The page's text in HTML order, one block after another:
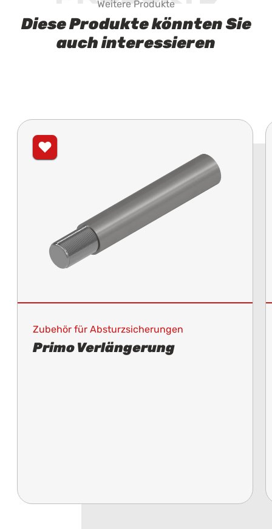
Weitere Produkte
Diese Produkte könnten Sie
auch interessieren
Zubehör für Absturzsicherungen
Primo Verlängerung